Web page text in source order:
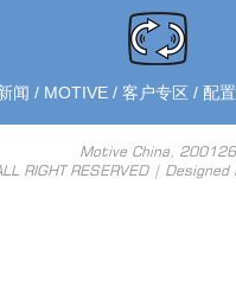
闻 / MOTIVE/ 客户专区 / 配
Motive China, 200126
RIGHT RESERVED | Designed